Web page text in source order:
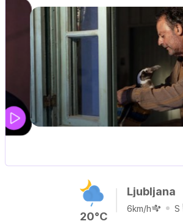
UEFA SUPERPOKAL
20°C
Ljubljana
6km/h S